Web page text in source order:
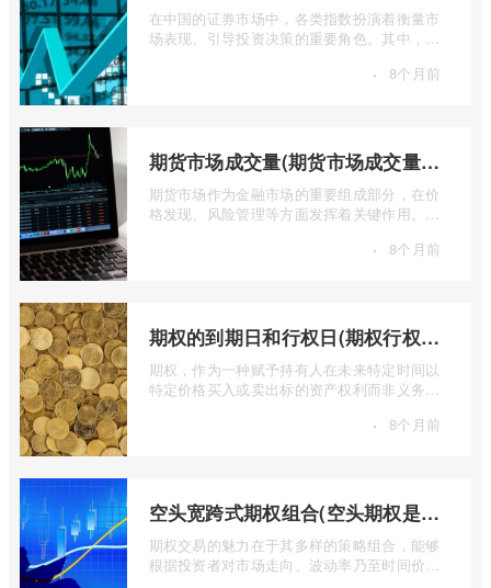
在中国的证券市场中，各类指数扮演着衡量市
场表现、引导投资决策的重要角色。其中，上
· 8个月前
期货市场成交量(期货市场成交量萎缩)
期货市场作为金融市场的重要组成部分，在价
格发现、风险管理等方面发挥着关键作用。近
· 8个月前
期权的到期日和行权日(期权行权日到期虚值期权都将清零)
期权，作为一种赋予持有人在未来特定时间以
特定价格买入或卖出标的资产权利而非义务的
· 8个月前
空头宽跨式期权组合(空头期权是什么意思)
期权交易的魅力在于其多样的策略组合，能够
根据投资者对市场走向、波动率乃至时间价值